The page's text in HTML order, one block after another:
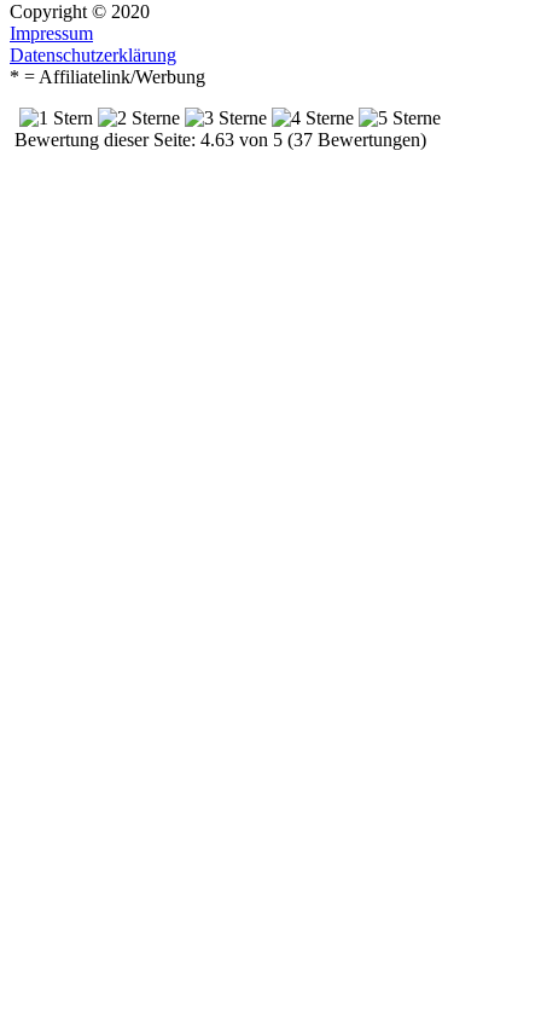
Copyright © 2020
Impressum
Datenschutzerklärung
* = Affiliatelink/Werbung
Bewertung dieser Seite: 4.63 von 5 (37 Bewertungen)